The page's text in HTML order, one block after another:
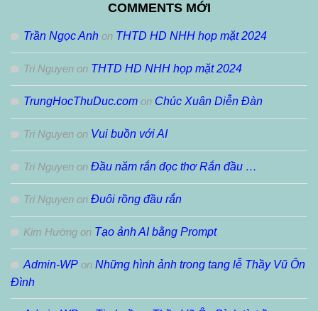
COMMENTS MỚI
Trần Ngọc Anh on THTD HD NHH họp mặt 2024
Tri Nguyen on THTD HD NHH họp mặt 2024
TrungHocThuDuc.com on Chúc Xuân Diễn Đàn
Tri Nguyen on Vui buồn với AI
Tri Nguyen on Đầu năm rắn đọc thơ Rắn đầu …
Tri Nguyen on Đuôi rồng đầu rắn
Kim Hường on Tạo ảnh AI bằng Prompt
Admin-WP on Những hình ảnh trong tang lễ Thầy Vũ Ôn
Đình